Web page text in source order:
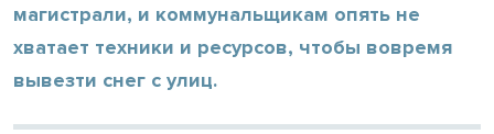
магистрали, и коммунальщикам опять не
хватает техники и ресурсов, чтобы вовремя
вывезти снег с улиц.